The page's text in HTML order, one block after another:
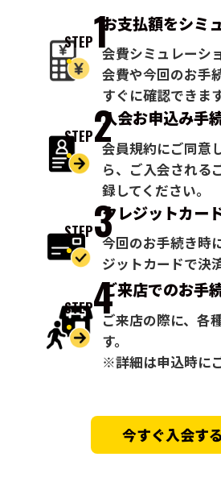
STEP1お支払額をシミ
会費シミュレーシ
会費や今回のお手
すぐに確認できます
STEP2入会お申込み手
会員規約にご同意
ら、ご入会される
録してください。
STEP3クレジットカー
今回のお手続き時
ジットカードで決
STEP4ご来店でのお手
ご来店の際に、各
す。
※詳細は申込時に
今すぐ入会する